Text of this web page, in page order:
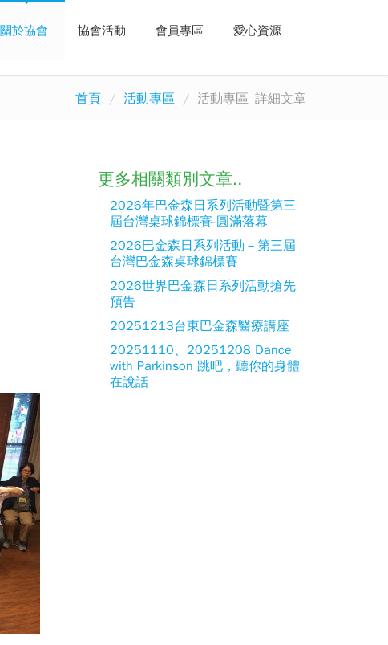
關於協會 協會活動 會員專區 愛心資源
首頁 活動專區 活動專區_詳細文章
更多相關類別文章..
2026年巴金森日系列活動暨第三
屆台灣桌球錦標賽-圓滿落幕
2026巴金森日系列活動－第三屆
台灣巴金森桌球錦標賽
2026世界巴金森日系列活動搶先
預告
20251213台東巴金森醫療講座
20251110、20251208 Dance
with Parkinson 跳吧，聽你的身體
在說話